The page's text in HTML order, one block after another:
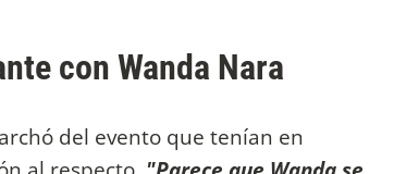
con Wanda Nara
del evento que tenían en